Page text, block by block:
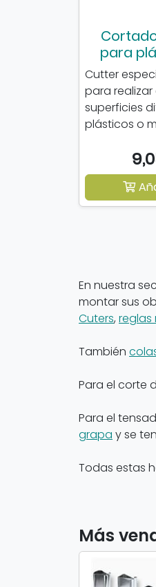
para
Cutter
para
superficies
plásticos o
En nuestra
montar sus
Cuters, reglas
También
Para el corte
Para el
grapa y se
Todas estas
Más